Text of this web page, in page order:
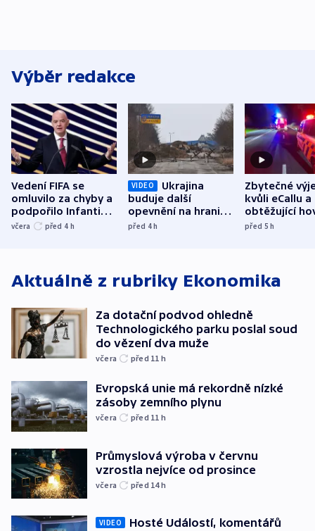
Výběr redakce
Vedení FIFA se
omluvilo za chyby a
podpořilo Infantina.
UEFA trvá na
včera před 4 h
VIDEO
Ukrajina
buduje další
opevnění na hranici
s Běloruskem
před 4h
Zbytečné
kvůli eCallu a
obtěžující
zdržují
před 5h
Aktuálně z rubriky Ekonomika
Za dotační podvod ohledně
Technologického parku poslal soud
do vězení dva muže
včera před 11 h
Evropská unie má rekordně nízké
zásoby zemního plynu
včera před 11 h
Průmyslová výroba v červnu
vzrostla nejvíce od prosince
včera před 14h
VIDEO
Hosté Událostí, komentářů